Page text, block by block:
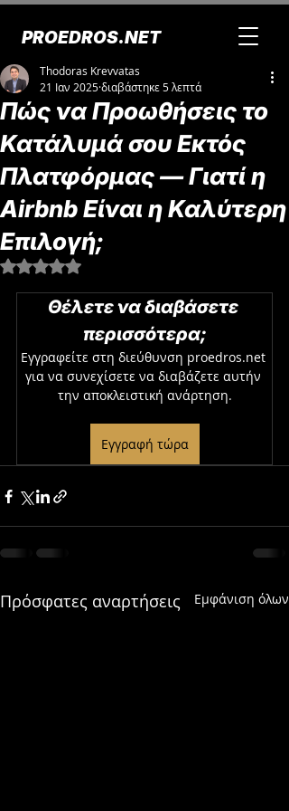
PROEDROS.NET
Πώς να Προωθήσεις το
Κατάλυμά σου Εκτός
Πλατφόρμας — Γιατί η
Airbnb Είναι η Καλύτερη
Επιλογή;
Thodoras Krevvatas
21 Ιαν 2025διαβάστηκε 5 λεπτά
Βαθμολογήθηκε με NaN από 5 αστέρια.
Θέλετε να διαβάσετε
περισσότερα;
Εγγραφείτε στη διεύθυνση proedros.net
για να συνεχίσετε να διαβάζετε αυτήν
την αποκλειστική ανάρτηση.
Εγγραφή τώρα
Πρόσφατες αναρτήσεις Εμφάνιση όλων